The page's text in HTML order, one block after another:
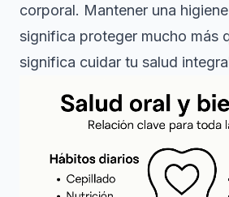
corporal. Mantener una
significa proteger mucho más
significa cuidar tu salud